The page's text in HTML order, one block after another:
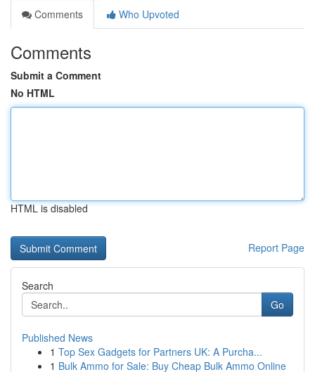
Comments
Who Upvoted
Comments
Submit a Comment
No HTML
HTML is disabled
Report Page
Search
Go
Published News
1 Top Sex Gadgets for Partners UK: A Purcha...
1 Bulk Ammo for Sale: Buy Cheap Bulk Ammo Online